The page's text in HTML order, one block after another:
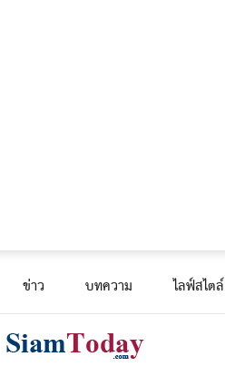
ข่าว บทความ ไลฟ์สไตล์